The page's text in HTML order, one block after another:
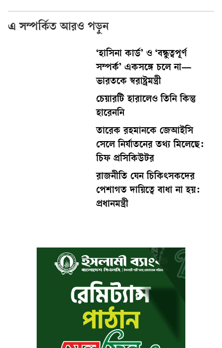
এ সম্পর্কিত আরও পড়ুন
‘হাসিনা কার্ড’ ও ‘বন্ধুত্বপূর্ণ
সম্পর্ক’ একসঙ্গে চলে না—
ভারতকে স্বরাষ্ট্রমন্ত্রী
চেয়ারটি হারালেও তিনি কিন্তু
হারেননি
তারেক রহমানকে জেআইসি
সেলে নির্যাতনের তথ্য মিলেছে:
চিফ প্রসিকিউটর
রাজনীতি যেন চিকিৎসকদের
পেশাগত দায়িত্বে বাধা না হয়:
প্রধানমন্ত্রী